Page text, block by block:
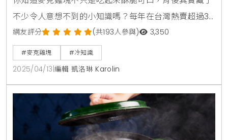
不少令人意想不到的小知識嗎？每年在台灣熱賣超過3
億片的麥克雞塊，疊起來的高度竟然可以超過6000棟
台北101，不只是人氣餐點，更像是一道跨世代的共同記
憶，從孩提時代到長大後的宵夜選擇，它始終在我們的
味蕾中扮演重要角色。說到「麥克雞塊」的名稱由來，
許多人可能沒想過這個「麥克」其實不是人名，而是從
英文「McDonald's」的「Mc」縮寫音譯而來。這個簡
網友評分 (共193人參與) 3,350
#麥克雞塊 #冷知識
2025/04/13 編輯 凱洛琳 Karolin